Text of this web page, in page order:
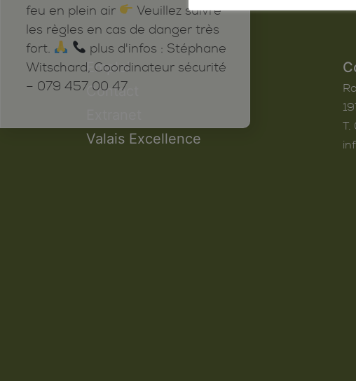
Emploi
Contact
Valais Excellence
T.
feu en plein air
Veuillez suivre
les règles en cas de danger très
fort.
plus d'infos : Stéphane
Witschard, Coordinateur sécurité
– 079 457 00 47